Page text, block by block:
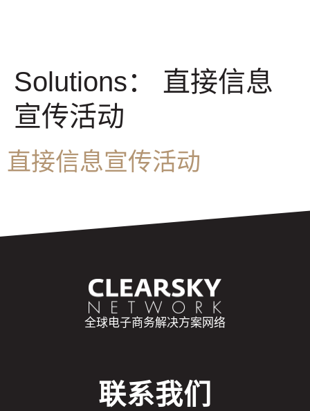
Solutions： 直接信息
宣传活动
直接信息宣传活动
全球电子商务解决方案网络
联系我们